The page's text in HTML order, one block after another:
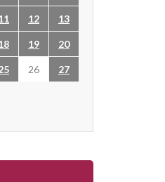
12 13
19 20
26 27